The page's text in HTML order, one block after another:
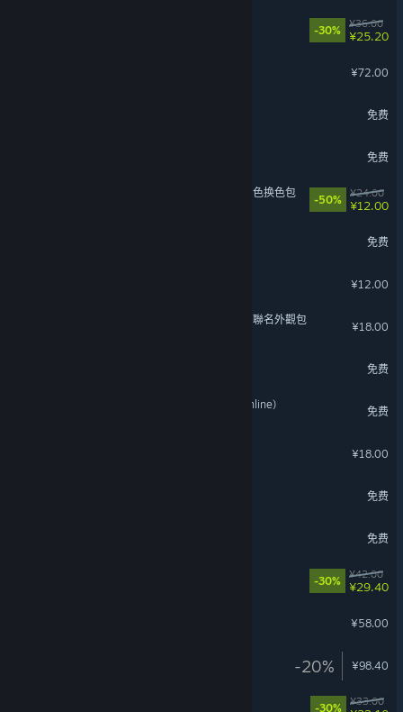
-30%
¥36.00
¥25.20
¥72.00
免费
免费
苍翼：混沌效应【X档案】角色换色包
-50%
¥24.00
¥12.00
免费
¥12.00
《泡姆泡姆》X《明日方舟》聯名外觀包
¥18.00
免费
《星战前夜：晨曦》(EVE Online)
免费
¥18.00
免费
免费
-30%
¥42.00
¥29.40
¥58.00
-20% ¥98.40
-30%
¥33.00